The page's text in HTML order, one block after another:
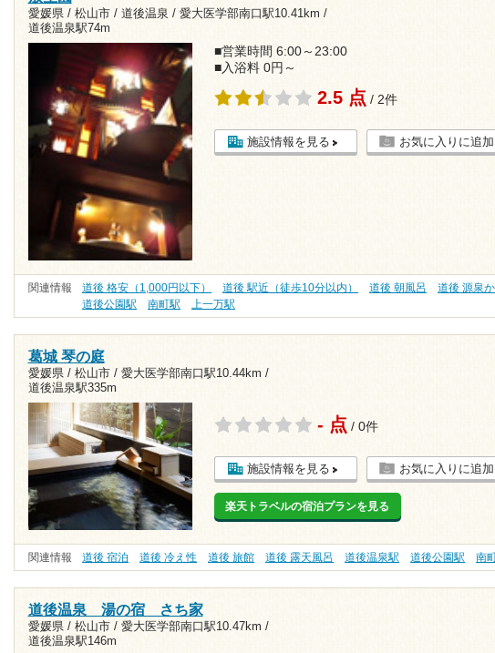
愛媛県 / 松山市 / 道後温泉 / 愛大医学部南口駅10.41km /
道後温泉駅74m
■営業時間 6:00～23:00
■入浴料 0円～
2.5 点 / 2件
施設情報を見る お気に入りに追加
関連情報 道後 格安（1,000円以下） 道後 駅近（徒歩10分以内） 道後 朝風呂 道後 源泉
道後公園駅
南町駅 上一万駅
葛城 琴の庭
愛媛県 / 松山市 / 愛大医学部南口駅10.44km /
道後温泉駅335m
- 点 / 0件
施設情報を見る お気に入りに追加
楽天トラベルの宿泊プランを見る
関連情報 道後 宿泊 道後 冷え性 道後 旅館 道後 露天風呂 道後温泉駅 道後公園駅 南
道後温泉 湯の宿 さち家
愛媛県 / 松山市 / 愛大医学部南口駅10.47km /
道後温泉駅146m